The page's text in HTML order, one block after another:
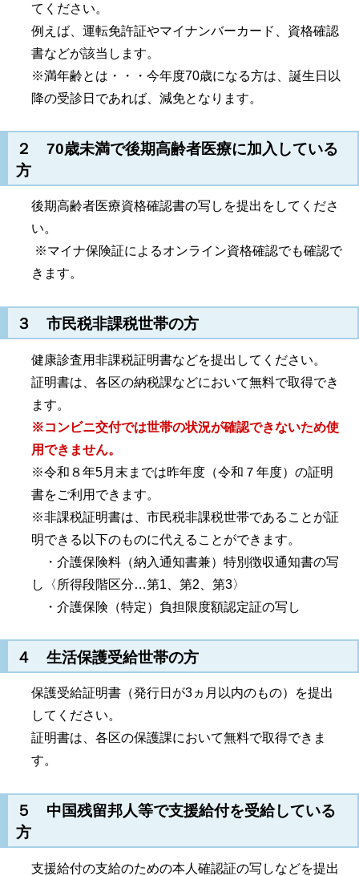
てください。
例えば、運転免許証やマイナンバーカード、資格確認
書などが該当します。
※満年齢とは・・・今年度70歳になる方は、誕生日以
降の受診日であれば、減免となります。
２ 70歳未満で後期高齢者医療に加入している
方
後期高齢者医療資格確認書の写しを提出をしてくださ
い。
※マイナ保険証によるオンライン資格確認でも確認で
きます。
３ 市民税非課税世帯の方
健康診査用非課税証明書などを提出してください。
証明書は、各区の納税課などにおいて無料で取得でき
ます。
※コンビニ交付では世帯の状況が確認できないため使
用できません。
※令和８年5月末までは昨年度（令和７年度）の証明
書をご利用できます。
※非課税証明書は、市民税非課税世帯であることが証
明できる以下のものに代えることができます。
・介護保険料（納入通知書兼）特別徴収通知書の写
し〈所得段階区分…第1、第2、第3〉
・介護保険（特定）負担限度額認定証の写し
４ 生活保護受給世帯の方
保護受給証明書（発行日が3ヵ月以内のもの）を提出
してください。
証明書は、各区の保護課において無料で取得できま
す。
５ 中国残留邦人等で支援給付を受給している
方
支援給付の支給のための本人確認証の写しなどを提出